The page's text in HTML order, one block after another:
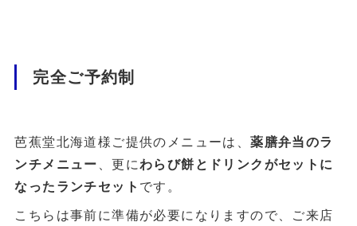
完全ご予約制
芭蕉堂北海道様ご提供のメニューは、薬膳弁当のラ
ンチメニュー
、更にわらび餅とドリンクがセットに
なったランチセット です。
こちらは事前に準備が必要になりますので、ご来店